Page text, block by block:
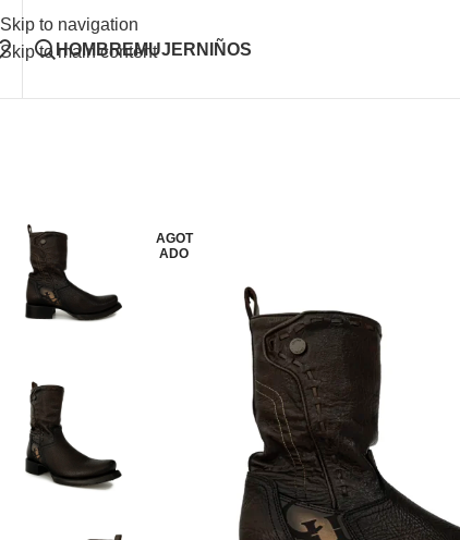
Skip to navigation
Skip to main content
HOMBREMUJER NIÑOS
AGOT
ADO